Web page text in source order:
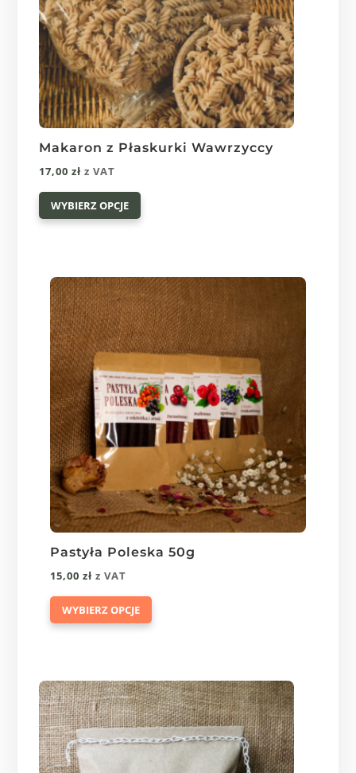
Makaron z Płaskurki Wawrzyccy
17,00zł z VAT
WYBIERZ OPCJE
Ten
wariantów.
Opcje
można
wybrać
na
stronie
produktu
Pastyła Poleska 50g
15,00zł z VAT
WYBIERZ OPCJE
Ten
wariantów.
Opcje
można
wybrać